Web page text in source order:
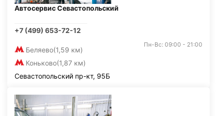
Автосервис Севастопольский
+7 (499) 653-72-12
Беляево(1,59 км)
Коньково(1,87 км)
Пн-Вс: 09:00 - 21:00
Севастопольский пр-кт, 95Б